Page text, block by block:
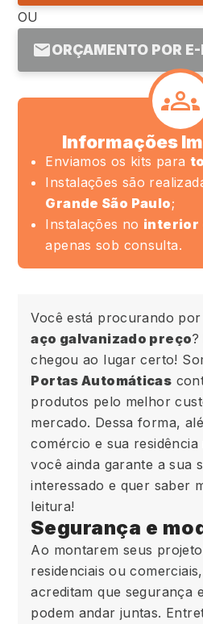
OU
ORÇAMENTO POR
Informações
Enviamos os kits para
Instalações são
Grande São Paulo;
Instalações no interior
apenas sob consulta.
Você está procurando por
aço galvanizado preço
chegou ao lugar certo!
Portas Automáticas
produtos pelo melhor
mercado. Dessa forma,
comércio e sua residência
você ainda garante a sua
interessado e quer saber
leitura!
Segurança e
Ao montarem seus
residenciais ou
acreditam que segurança
podem andar juntas.